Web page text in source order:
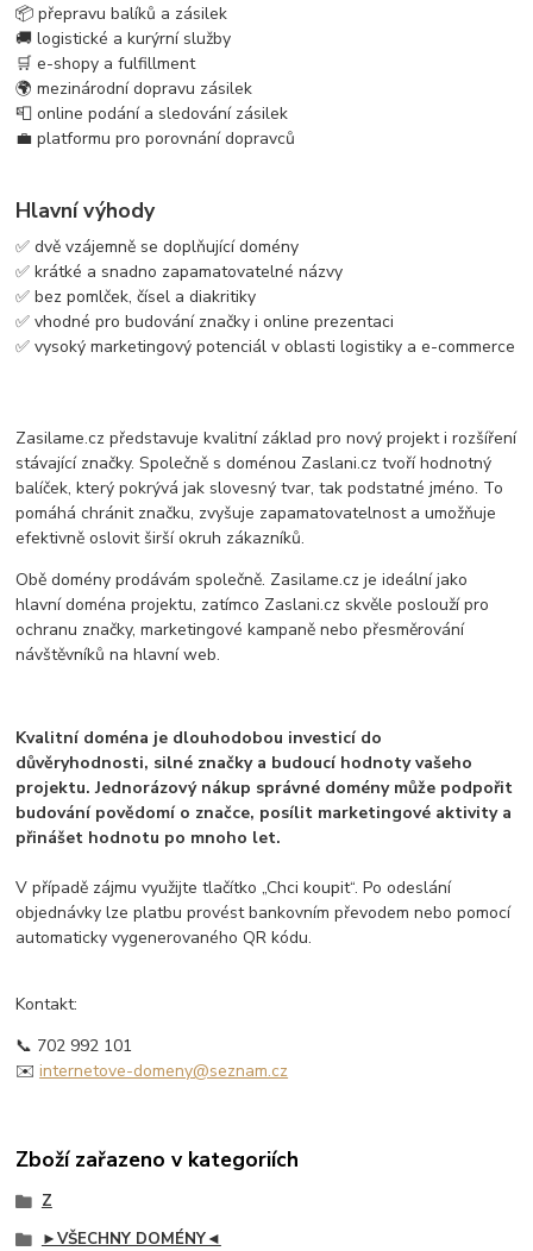
📦 přepravu balíků a zásilek
🚚 logistické a kurýrní služby
🛒 e-shopy a fulfillment
🌍 mezinárodní dopravu zásilek
📮 online podání a sledování zásilek
💼 platformu pro porovnání dopravců
Hlavní výhody
✅ dvě vzájemně se doplňující domény
✅ krátké a snadno zapamatovatelné názvy
✅ bez pomlček, čísel a diakritiky
✅ vhodné pro budování značky i online prezentaci
✅ vysoký marketingový potenciál v oblasti logistiky a e-commerce
Zasilame.cz představuje kvalitní základ pro nový projekt i rozšíření
stávající značky. Společně s doménou Zaslani.cz tvoří hodnotný
balíček, který pokrývá jak slovesný tvar, tak podstatné jméno. To
pomáhá chránit značku, zvyšuje zapamatovatelnost a umožňuje
efektivně oslovit širší okruh zákazníků.
Obě domény prodávám společně. Zasilame.cz je ideální jako
hlavní doména projektu, zatímco Zaslani.cz skvěle poslouží pro
ochranu značky, marketingové kampaně nebo přesměrování
návštěvníků na hlavní web.
Kvalitní doména je dlouhodobou investicí do
důvěryhodnosti, silné značky a budoucí hodnoty vašeho
projektu. Jednorázový nákup správné domény může podpořit
budování povědomí o značce, posílit marketingové aktivity a
přinášet hodnotu po mnoho let.
V případě zájmu využijte tlačítko „Chci koupit“. Po odeslání
objednávky lze platbu provést bankovním převodem nebo pomocí
automaticky vygenerovaného QR kódu.
Kontakt:
📞 702 992 101
✉️internetove-domeny@seznam.cz
Zboží zařazeno v kategoriích
Z
►VŠECHNY DOMÉNY◄